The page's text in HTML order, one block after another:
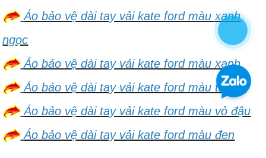
Áo bảo vệ dài tay vải kate ford màu xanh
ngọc
Áo bảo vệ dài tay vải kate ford màu xanh
Áo bảo vệ dài tay vải kate ford màu trắng
Áo bảo vệ dài tay vải kate ford màu vỏ đậu
Áo bảo vệ dài tay vải kate ford màu đen